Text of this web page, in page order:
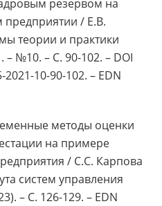
резервом на
предприятии / Е.В.
теории и практики
– №10. – С. 90-102. – DOI
10-90-102. – EDN
методы оценки
на примере
/ С.С. Карпова
систем управления
– С. 126-129. – EDN